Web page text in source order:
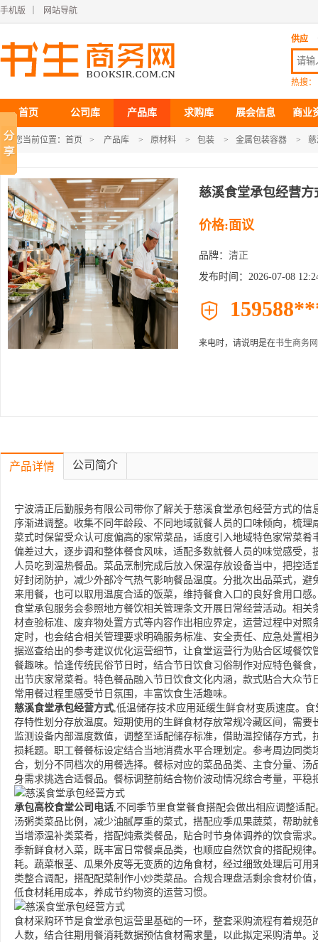
手机版 网站导航
供应
热搜：
首页 公司库 产品库 求购库 展会信息 商业
您当前位置： 首页 > 产品库 > 原材料 > 包装 > 金属包装容器 >
慈溪食堂承包经营方
价格:面议
品牌： 清正
发布时间：2026-07-08

来电时，请说明是在书生商务网
产品详情 公司简介
宁波清正后勤服务有限公司带你了解关于慈溪食堂承包经营方式的
序渐进调整。收集不同年龄段、不同地域就餐人员的口味倾向，梳
菜式时保留受众认可度偏高的家常菜品，适度引入地域特色家常菜
偏差过大，逐步调和整体餐食风味，适配多数就餐人员的味觉感受
人员吃到温热餐品。菜品烹制完成后放入保温存放设备当中，把控
好封闭防护，减少外部冷气热气影响餐品温度。分批次出品菜式，
来用餐，也可以取用温度合适的饭菜，维持餐食入口的良好食用口感
食堂承包服务会参照地方餐饮相关管理条文开展日常经营活动。相
材查验标准、废弃物处置方式等内容作出相应界定，运营过程中对
定时，也会结合相关管理要求明确服务标准、安全责任、应急处置
据巡查给出的参考建议优化运营细节，让食堂运营行为贴合区域餐
餐趣味。恰逢传统民俗节日时，结合节日饮食习俗制作对应特色餐
出节庆家常菜肴。特色餐品融入节日饮食文化内涵，款式贴合大众
常用餐过程里感受节日氛围，丰富饮食生活趣味。
慈溪食堂承包经营方式,低温储存技术应用延缓生鲜食材变质速度。
存特性划分存放温度。短期使用的生鲜食材存放常规冷藏区间，需
监测设备内部温度数值，调整至适配储存标准，借助温控储存方式
损耗题。职工餐餐标设定结合当地消费水平合理划定。参考周边同
合，划分不同档次的用餐选择。餐标对应的菜品品类、主食分量、
身需求挑选合适餐品。餐标调整前结合物价波动情况综合考量，平稳
承包高校食堂公司电话,不同季节里食堂餐食搭配会做出相应调整适
汤粥类菜品比例，减少油腻厚重的菜式，搭配应季瓜果蔬菜，帮助
当增添温补类菜肴，搭配炖煮类餐品，贴合时节身体调养的饮食需
季新鲜食材入菜，既丰富日常餐桌品类，也顺应自然饮食的搭配规
耗。蔬菜根茎、瓜果外皮等无变质的边角食材，经过细致处理后可
类整合调配，搭配配菜制作小炒类菜品。合规合理盘活剩余食材价
低食材耗用成本，养成节约物资的运营习惯。
食材采购环节是食堂承包运营里基础的一环，整套采购流程有着规
人数，结合往期用餐消耗数据预估食材需求量，以此拟定采购清单